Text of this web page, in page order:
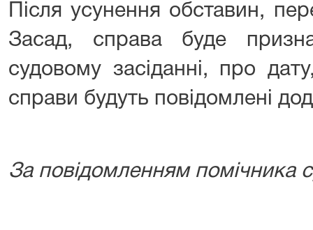
Після усунення обставин,
Засад, справа буде
судовому засіданні, про
справи будуть повідомлені
За повідомленням помічника